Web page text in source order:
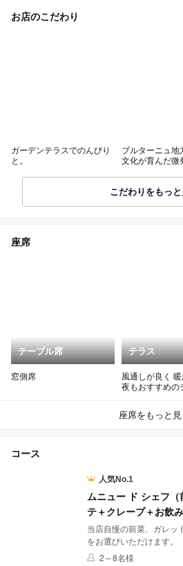
お店のこだわり
ガーデンテラスでのんびり
と。
ブルターニュ地
文化が育んだ微
こだわりをもっ
座席
テーブル席
窓側席
テラス
風通しが良く 暖かい季節は
夜もおすすめの
座席をもっと見
コース
人気No.1
ムニュー ド シェフ（
テ＋クレープ＋お飲み
当店自慢の前菜、ガレッ
をお選びいただけます。
2～8名様